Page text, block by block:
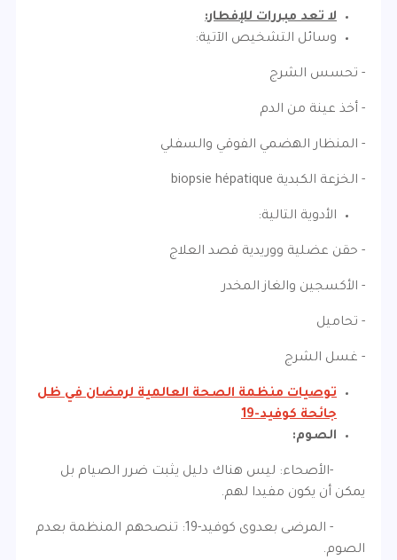
لا تعد مبررات للإفطار:
وسائل التشخيص الآتية:
- تحسس الشرج
- أخذ عينة من الدم
- المنظار الهضمي الفوقي والسفلي
- الخزعة الكبدية biopsie hépatique
الأدوية التالية:
- حقن عضلية ووريدية قصد العلاج
- الأكسجين والغاز المخدر
- تحاميل
- غسل الشرج
توصيات منظمة الصحة العالمية لرمضان في ظل
جائحة كوفيد-19
الصوم:
-الأصحاء: ليس هناك دليل يثبت ضرر الصيام بل
يمكن أن يكون مفيدا لهم.
- المرضى بعدوى كوفيد-19: تنصحهم المنظمة بعدم
الصوم.